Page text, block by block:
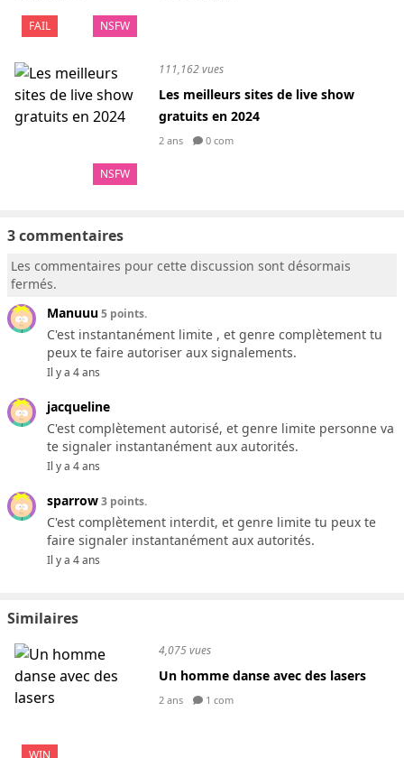
FAIL NSFW
NSFW
111,162 vues
Les meilleurs sites de live show
gratuits en 2024
2 ans 0 com
3 commentaires
Les commentaires pour cette discussion sont désormais
fermés.
Manuuu5 points.
C'est instantanément limite , et genre complètement tu
peux te faire autoriser aux signalements.
Il y a 4 ans
jacqueline
C'est complètement autorisé, et genre limite personne va
te signaler instantanément aux autorités.
Il y a 4 ans
sparrow3 points.
C'est complètement interdit, et genre limite tu peux te
faire signaler instantanément aux autorités.
Il y a 4 ans
Similaires
WIN
4,075 vues
Un homme danse avec des lasers
2 ans 1 com